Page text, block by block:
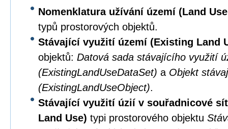
Nomenklatura užívání území (Land
typů prostorových objektů.
Stávající využití území (Existing Land
objektů: Datová sada stávajícího využití
(ExistingLandUseDataSet) a Objekt
(ExistingLandUseObject).
Stávající využití úzií v souřadnicové
Land Use) typi prostorového objektu